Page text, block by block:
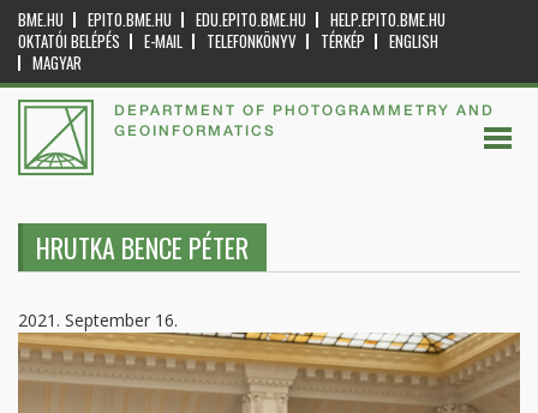
BME.HU EPITO.BME.HU EDU.EPITO.BME.HU
HELP.EPITO.BME.HU
OKTATÓI BELÉPÉS
E-MAIL TELEFONKÖNYV TÉRKÉP
ENGLISH
MAGYAR
DEPARTMENT OF PHOTOGRAMMETRY AND
GEOINFORMATICS
HRUTKA BENCE PÉTER
2021. September 16.